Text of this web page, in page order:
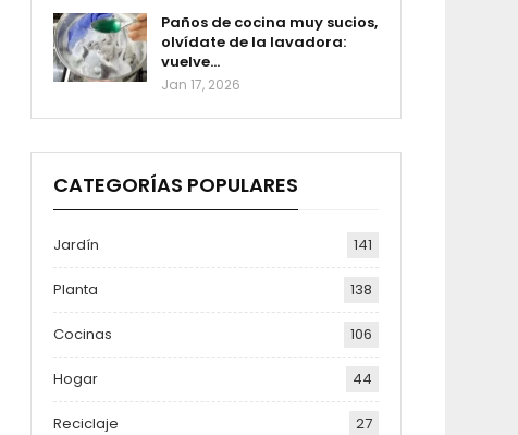
Paños de cocina muy sucios,
olvídate de la lavadora:
vuelve…
Jan 17, 2026
CATEGORÍAS POPULARES
Jardín 141
Planta 138
Cocinas 106
Hogar 44
Reciclaje 27